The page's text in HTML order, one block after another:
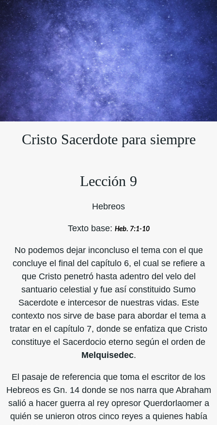
Cristo Sacerdote para siempre
Lección 9
Hebreos
Texto base: Heb. 7:1-10
No podemos dejar inconcluso el tema con el que
concluye el final del capítulo 6, el cual se refiere a
que Cristo penetró hasta adentro del velo del
santuario celestial y fue así constituido Sumo
Sacerdote e intercesor de nuestras vidas. Este
contexto nos sirve de base para abordar el tema a
tratar en el capítulo 7, donde se enfatiza que Cristo
constituye el Sacerdocio eterno según el orden de
Melquisedec.
El pasaje de referencia que toma el escritor de los
Hebreos es Gn. 14 donde se nos narra que Abraham
salió a hacer guerra al rey opresor Querdorlaomer a
quién se unieron otros cinco reyes a quienes había